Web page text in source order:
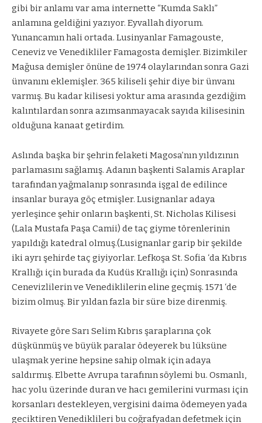
gibi bir anlamı var ama internette “Kumda Saklı”
anlamına geldiğini yazıyor. Eyvallah diyorum.
Yunancamın hali ortada. Lusinyanlar Famagouste,
Ceneviz ve Venedikliler Famagosta demişler. Bizimkiler
Mağusa demişler önüne de 1974 olaylarından sonra Gazi
ünvanını eklemişler. 365 kiliseli şehir diye bir ünvanı
varmış. Bu kadar kilisesi yoktur ama arasında gezdiğim
kalıntılardan sonra azımsanmayacak sayıda kilisesinin
olduğuna kanaat getirdim.
Aslında başka bir şehrin felaketi Magosa’nın yıldızının
parlamasını sağlamış. Adanın başkenti Salamis Araplar
tarafından yağmalanıp sonrasında işgal de edilince
insanlar buraya göç etmişler. Lusignanlar adaya
yerleşince şehir onların başkenti, St. Nicholas Kilisesi
(Lala Mustafa Paşa Camii) de taç giyme törenlerinin
yapıldığı katedral olmuş.(Lusignanlar garip bir şekilde
iki ayrı şehirde taç giyiyorlar. Lefkoşa St. Sofia ‘da Kıbrıs
Krallığı için burada da Kudüs Krallığı için) Sonrasında
Cenevizlilerin ve Venediklilerin eline geçmiş. 1571 ‘de
bizim olmuş. Bir yıldan fazla bir süre bize direnmiş.
Rivayete göre Sarı Selim Kıbrıs şaraplarına çok
düşkünmüş ve büyük paralar ödeyerek bu lüksüne
ulaşmak yerine hepsine sahip olmak için adaya
saldırmış. Elbette Avrupa tarafının söylemi bu. Osmanlı,
hac yolu üzerinde duran ve hacı gemilerini vurması için
korsanları destekleyen, vergisini daima ödemeyen yada
geciktiren Venediklileri bu coğrafyadan defetmek için